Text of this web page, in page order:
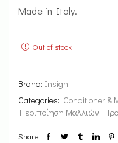
Made in Italy.
Out of stock
Brand: Insight
Categories: Conditioner &
Περιποίηση Μαλλιών,
Share: